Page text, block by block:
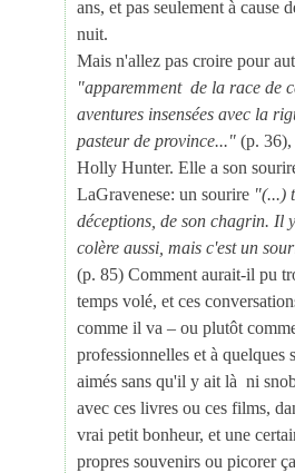
ans, et pas seulement à cause
nuit.
Mais n'allez pas croire pour
"apparemment de la race de
aventures insensées avec la
pasteur de province..." (p. 36),
Holly Hunter. Elle a son
LaGravenese: un sourire "(...)
déceptions, de son chagrin. Il
colère aussi, mais c'est un
(p. 85) Comment aurait-il pu
temps volé, et ces
comme il va – ou plutôt
professionnelles et à quelques
aimés sans qu'il y ait là ni
avec ces livres ou ces films,
vrai petit bonheur, et une
propres souvenirs ou picorer